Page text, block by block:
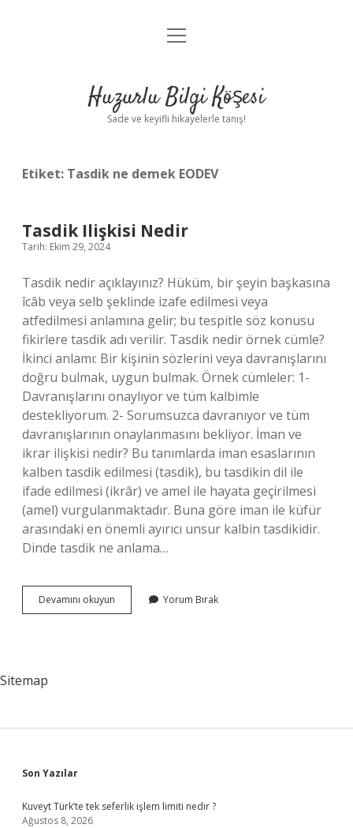
Anasayfa
Yasal Uyarı
menüyü
Huzurlu Bilgi Köşesi
Sade ve keyifli hikayelerle tanış!
Etiket: Tasdik ne demek EODEV
Tasdik Ilişkisi Nedir
Tarih: Ekim 29, 2024
Tasdik nedir açıklayınız? Hüküm, bir şeyin başkasına
îcâb veya selb şeklinde izafe edilmesi veya
atfedilmesi anlamına gelir; bu tespitle söz konusu
fikirlere tasdik adı verilir. Tasdik nedir örnek cümle?
İkinci anlamı: Bir kişinin sözlerini veya davranışlarını
doğru bulmak, uygun bulmak. Örnek cümleler: 1-
Davranışlarını onaylıyor ve tüm kalbimle
destekliyorum. 2- Sorumsuzca davranıyor ve tüm
davranışlarının onaylanmasını bekliyor. İman ve
ikrar ilişkisi nedir? Bu tanımlarda iman esaslarının
kalben tasdik edilmesi (tasdik), bu tasdikin dil ile
ifade edilmesi (ikrâr) ve amel ile hayata geçirilmesi
(amel) vurgulanmaktadır. Buna göre iman ile küfür
arasındaki en önemli ayırıcı unsur kalbin tasdikidir.
Dinde tasdik ne anlama…
Devamını okuyun
Ilişkisi
Yorum Bırak
Sitemap
Sidebar
Son Yazılar
Kuveyt Türk’te tek seferlik işlem limiti nedir ?
Ağustos 8, 2026